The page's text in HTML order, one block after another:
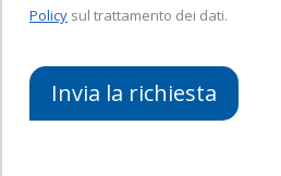
Policy sul trattamento dei dati.